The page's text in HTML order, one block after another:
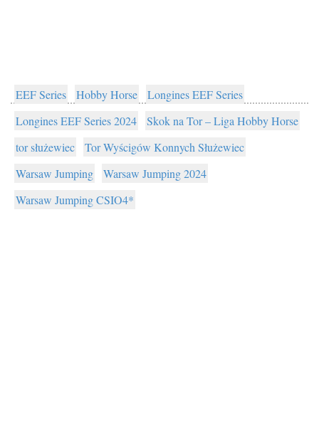
EEF Series Hobby Horse
Longines EEF Series
Longines EEF Series 2024
Skok na Tor – Liga Hobby Horse
tor służewiec
Tor Wyścigów Konnych Służewiec
Warsaw Jumping
Warsaw Jumping 2024
Warsaw Jumping CSIO4*